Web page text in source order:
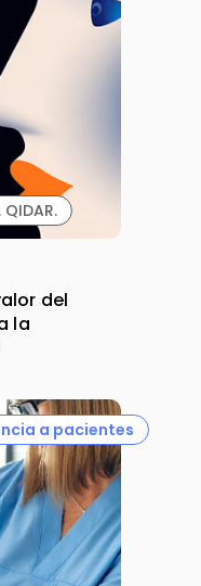
del
la
a pacientes